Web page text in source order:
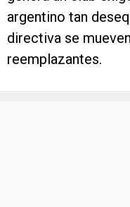
argentino tan
directiva se
reemplazantes.